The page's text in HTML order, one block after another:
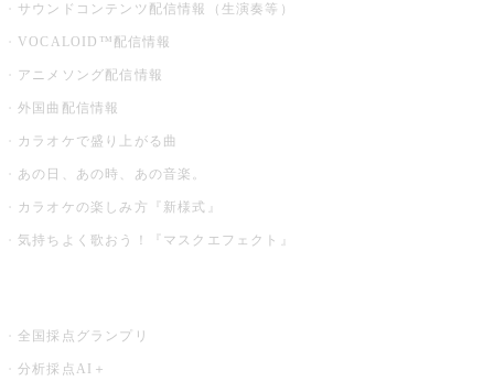
サウンドコンテンツ配信情報（生演奏等）
VOCALOID™配信情報
アニメソング配信情報
外国曲配信情報
カラオケで盛り上がる曲
あの日、あの時、あの音楽。
カラオケの楽しみ方『新様式』
気持ちよく歌おう！『マスクエフェクト』
全国採点グランプリ
分析採点AI＋